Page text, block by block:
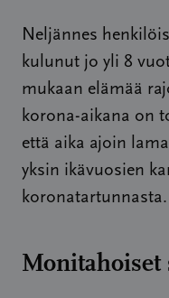
Neljännes
kulunut jo yli 8
mukaan elämää
korona-aikana on
että aika ajoin
yksin ikävuosien
koronatartunnasta.
Monitahoiset